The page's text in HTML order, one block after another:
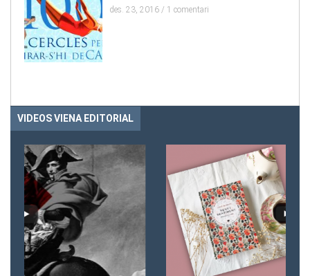
des. 23, 2016 / 1 comentari
VIDEOS VIENA EDITORIAL